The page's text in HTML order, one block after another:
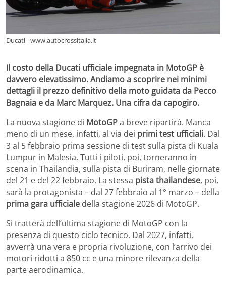
Ducati - www.autocrossitalia.it
Il costo della Ducati ufficiale impegnata in MotoGP è
davvero elevatissimo. Andiamo a scoprire nei minimi
dettagli il prezzo definitivo della moto guidata da Pecco
Bagnaia e da Marc Marquez. Una cifra da capogiro.
La nuova stagione di MotoGPa breve ripartirà. Manca
meno di un mese, infatti, al via dei primi test ufficiali. Dal
3 al 5 febbraio prima sessione di test sulla pista di Kuala
Lumpur in Malesia. Tutti i piloti, poi, torneranno in
scena in Thailandia, sulla pista di Buriram, nelle giornate
del 21 e del 22 febbraio. La stessa pista thailandese, poi,
sarà la protagonista – dal 27 febbraio al 1° marzo – della
prima gara ufficiale della stagione 2026 di MotoGP.
Si tratterà dell’ultima stagione di MotoGP con la
presenza di questo ciclo tecnico. Dal 2027, infatti,
avverrà una vera e propria rivoluzione, con l’arrivo dei
motori ridotti a 850 cc e una minore rilevanza della
parte aerodinamica.